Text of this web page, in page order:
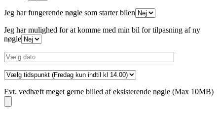
Jeg har fungerende nøgle som starter bilen
Jeg har mulighed for at komme med min bil for tilpasning af ny
nøgle
Evt. vedhæft meget gerne billed af eksisterende nøgle (Max 10MB)